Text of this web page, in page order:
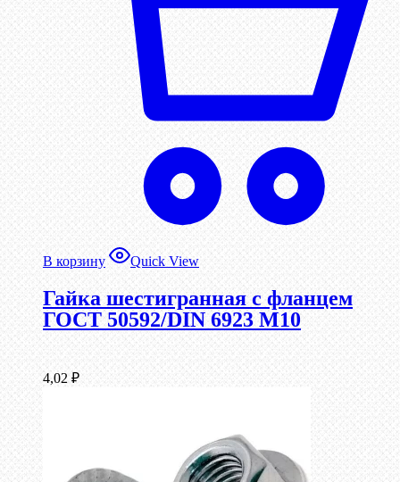
В корзину Quick View
Гайка шестигранная с фланцем
ГОСТ 50592/DIN 6923 М10
4,02 ₽